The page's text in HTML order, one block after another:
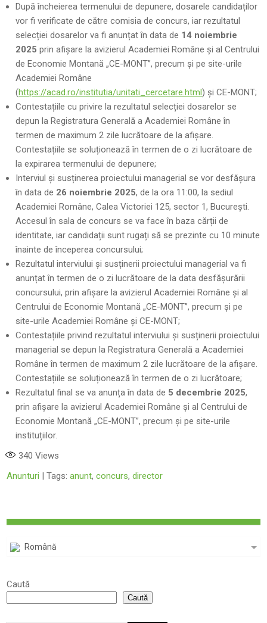
După încheierea termenului de depunere, dosarele candidaților
vor fi verificate de către comisia de concurs, iar rezultatul
selecției dosarelor va fi anunțat în data de 14 noiembrie
2025 prin afișare la avizierul Academiei Române și al Centrului
de Economie Montană „CE-MONT”, precum și pe site-urile
Academiei Române
(https://acad.ro/institutia/unitati_cercetare.html) și CE-MONT;
Contestațiile cu privire la rezultatul selecției dosarelor se
depun la Registratura Generală a Academiei Române în
termen de maximum 2 zile lucrătoare de la afișare.
Contestațiile se soluționează în termen de o zi lucrătoare de
la expirarea termenului de depunere;
Interviul și susținerea proiectului managerial se vor desfășura
în data de 26 noiembrie 2025, de la ora 11:00, la sediul
Academiei Române, Calea Victoriei 125, sector 1, București.
Accesul în sala de concurs se va face în baza cărții de
identitate, iar candidații sunt rugați să se prezinte cu 10 minute
înainte de începerea concursului;
Rezultatul interviului și susținerii proiectului managerial va fi
anunțat în termen de o zi lucrătoare de la data desfășurării
concursului, prin afișare la avizierul Academiei Române și al
Centrului de Economie Montană „CE-MONT”, precum și pe
site-urile Academiei Române și CE-MONT;
Contestațiile privind rezultatul interviului și susținerii proiectului
managerial se depun la Registratura Generală a Academiei
Române în termen de maximum 2 zile lucrătoare de la afișare.
Contestațiile se soluționează în termen de o zi lucrătoare;
Rezultatul final se va anunța în data de 5 decembrie 2025,
prin afișare la avizierul Academiei Române și al Centrului de
Economie Montană „CE-MONT”, precum și pe site-urile
instituțiilor.
340 Views
Anunturi | Tags:anunt,concurs,director
Română
Caută
Caută